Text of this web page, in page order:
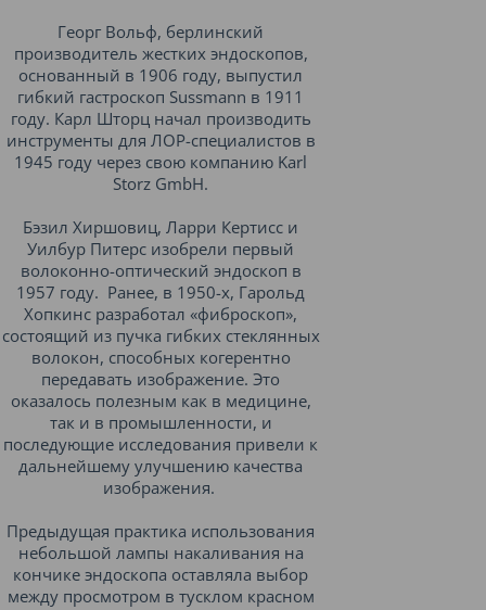
Георг Вольф, берлинский
производитель жестких эндоскопов,
основанный в 1906 году, выпустил
гибкий гастроскоп Sussmann в 1911
году. Карл Шторц начал производить
инструменты для ЛОР-специалистов в
1945 году через свою компанию Karl
Storz GmbH.
Бэзил Хиршовиц, Ларри Кертисс и
Уилбур Питерс изобрели первый
волоконно-оптический эндоскоп в
1957 году. Ранее, в 1950-х, Гарольд
Хопкинс разработал «фиброскоп»,
состоящий из пучка гибких стеклянных
волокон, способных когерентно
передавать изображение. Это
оказалось полезным как в медицине,
так и в промышленности, и
последующие исследования привели к
дальнейшему улучшению качества
изображения.
Предыдущая практика использования
небольшой лампы накаливания на
кончике эндоскопа оставляла выбор
между просмотром в тусклом красном